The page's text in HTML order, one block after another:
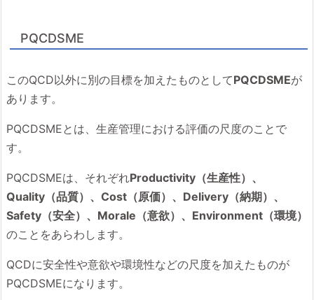
PQCDSME
このQCD以外に別の目標を加えたものとしてPQCDSMEが
あります。
PQCDSMEとは、生産管理における評価の尺度のことで
す。
PQCDSMEは、それぞれProductivity（生産性）、
Quality（品質）、Cost（原価）、Delivery（納期）、
Safety（安全）、Morale（意欲）、Environment（環境）
のことをあらわします。
QCDに安全性や意欲や環境性などの尺度を加えたものが
PQCDSMEになります。